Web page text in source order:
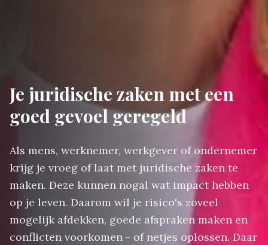
Je juridische zaken met een
goed gevoel geregeld
Als mens, werknemer, werkgever of ondernemer
krijg je vroeg of laat met juridische zaken te
maken. Deze kunnen nogal wat impact hebben
op je leven. Daarom wil je risico's zoveel
mogelijk afdekken, goede afspraken maken en
conflicten voorkomen - of netjes oplossen. Daar